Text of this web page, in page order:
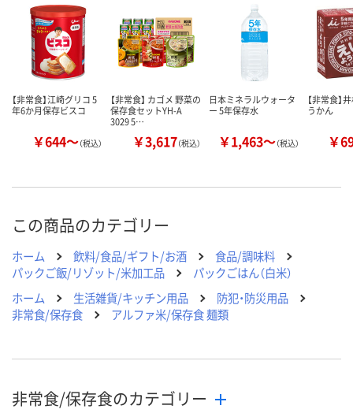
数量
カゴへ カゴへ カ
【非常食】江崎グリコ 5
年6か月保存ビスコ
￥644～（税込）
【非常食】 カゴメ 野菜の
保存食セットYH-A
3029 5…
￥3,617（税込）
日本ミネラルウォータ
ー 5年保存水
￥1,463～（税込）
【非常食】
うかん
￥
この商品のカテゴリー
ホーム 飲料/食品/ギフト/お酒
食品/調味料
パックご飯/リゾット/米加工品
パックごはん（白米）
ホーム
生活雑貨/キッチン用品
防犯・防災用品
非常食/保存食
アルファ米/保存食 麺類
非常食/保存食のカテゴリー